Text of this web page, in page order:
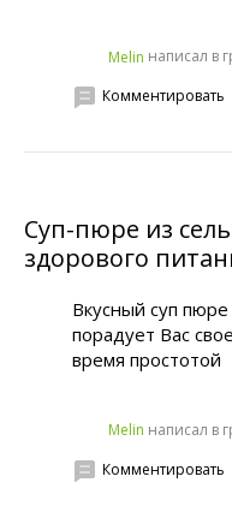
Melin написал в
Комментировать
Суп-пюре из
здорового
Вкусный суп
порадует Вас
время простотой
Melin написал в
Комментировать